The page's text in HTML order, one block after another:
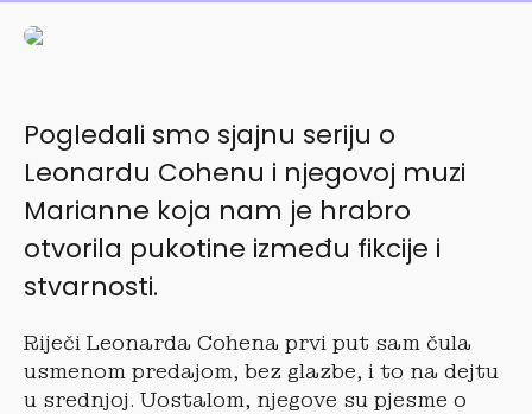
Pogledali smo sjajnu seriju o
Leonardu Cohenu i njegovoj muzi
Marianne koja nam je hrabro
otvorila pukotine između fikcije i
stvarnosti.
Riječi Leonarda Cohena prvi put sam čula
usmenom predajom, bez glazbe, i to na dejtu
u srednjoj. Uostalom, njegove su pjesme o